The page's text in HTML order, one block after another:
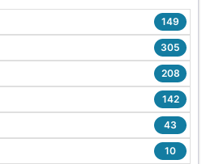
149
305
208
142
43
10